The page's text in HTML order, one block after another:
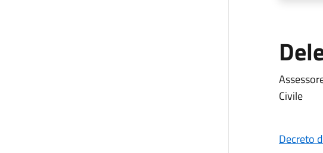
Civile
Decreto